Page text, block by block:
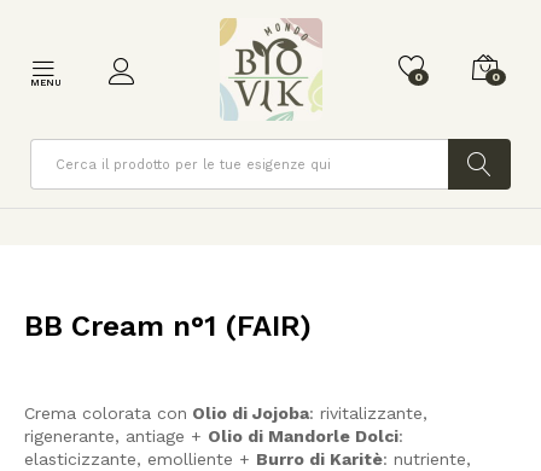
MENU 0 0
Cerca
BB Cream n°1 (FAIR)
Crema colorata con Olio di Jojoba: rivitalizzante,
rigenerante, antiage + Olio di Mandorle Dolci:
elasticizzante, emolliente + Burro di Karitè: nutriente,